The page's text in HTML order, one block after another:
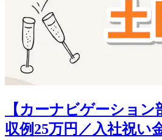
【カーナビゲーション
収例25万円／入社祝い